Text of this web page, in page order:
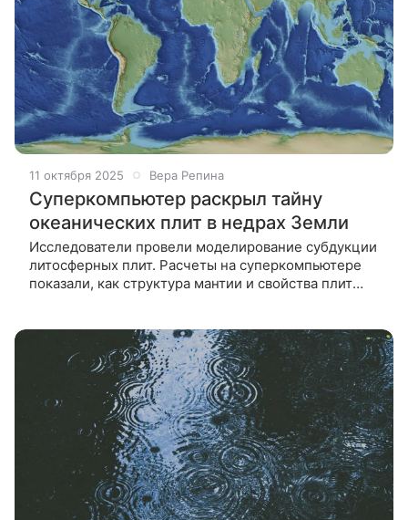
11 октября 2025 Вера Репина
Суперкомпьютер раскрыл тайну
океанических плит в недрах Земли
Исследователи провели моделирование субдукции
литосферных плит. Расчеты на суперкомпьютере
показали, как структура мантии и свойства плит